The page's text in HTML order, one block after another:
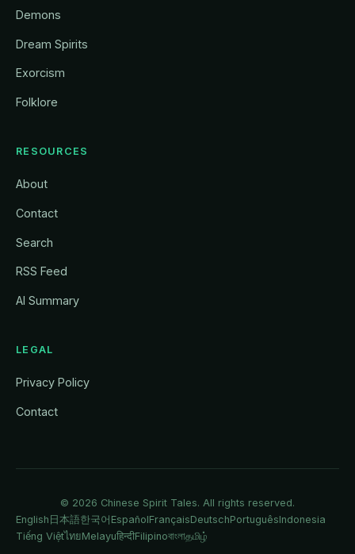
Demons
Dream Spirits
Exorcism
Folklore
RESOURCES
About
Contact
Search
RSS Feed
AI Summary
LEGAL
Privacy Policy
Contact
© 2026 Chinese Spirit Tales. All rights reserved.
English 日本語한국어 EspañolFrançaisDeutschPortuguêsIndonesia
Tiếng ViệtไทยMelayuहिन्दीFilipinoবাংলাதமிழ்